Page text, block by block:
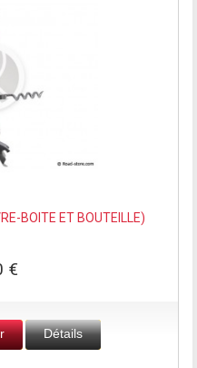
BOITE ET BOUTEILLE)
€
Détails